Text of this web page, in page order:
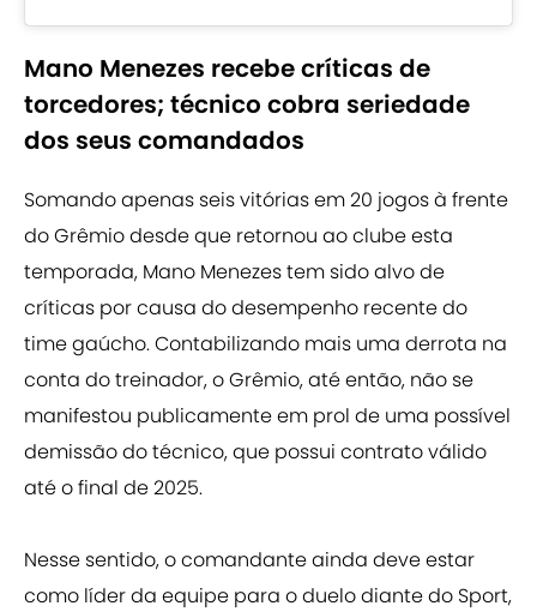
Mano Menezes recebe críticas de
torcedores; técnico cobra seriedade
dos seus comandados
Somando apenas seis vitórias em 20 jogos à frente
do Grêmio desde que retornou ao clube esta
temporada, Mano Menezes tem sido alvo de
críticas por causa do desempenho recente do
time gaúcho. Contabilizando mais uma derrota na
conta do treinador, o Grêmio, até então, não se
manifestou publicamente em prol de uma possível
demissão do técnico, que possui contrato válido
até o final de 2025.
Nesse sentido, o comandante ainda deve estar
como líder da equipe para o duelo diante do Sport,